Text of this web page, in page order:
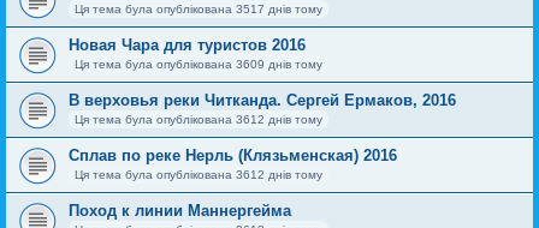
Ця тема була опублікована 3517 днів тому
Новая Чара для туристов 2016
Ця тема була опублікована 3609 днів тому
В верховья реки Читканда. Сергей Ермаков, 2016
Ця тема була опублікована 3612 днів тому
Сплав по реке Нерль (Клязьменская) 2016
Ця тема була опублікована 3612 днів тому
Поход к линии Маннергейма